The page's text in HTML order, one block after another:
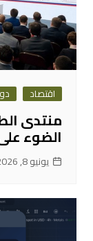
اقتصاد
الضوء
يونيو 8, 2026